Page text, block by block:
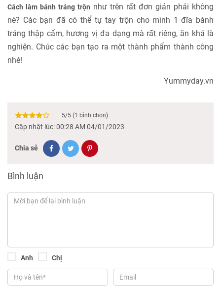
Cách làm bánh tráng trộn như trên rất đơn giản phải không
nè? Các bạn đã có thể tự tay trộn cho mình 1 đĩa bánh
tráng thập cẩm, hương vị đa dạng mà rất riêng, ăn khá là
nghiện. Chúc các bạn tạo ra một thành phẩm thành công
nhé!
Yummyday.vn
5/5 (1 bình chọn)
Cập nhật lúc: 00:28 AM 04/01/2023
Chia sẻ
Bình luận
Anh Chị